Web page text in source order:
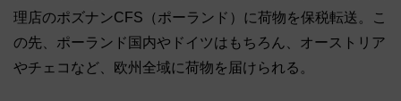
理店のポズナンCFS（ポーランド）に荷物を保税転送。こ
の先、ポーランド国内やドイツはもちろん、オーストリア
やチェコなど、欧州全域に荷物を届けられる。